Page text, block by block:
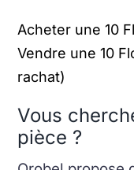
Acheter une 10
Vendre une 10
rachat)
Vous
pièce ?